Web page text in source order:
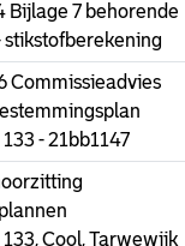
Bijlage 7 behorende
stikstofberekening
Commissieadvies
- 21bb1147
Cool, Tarwewijk